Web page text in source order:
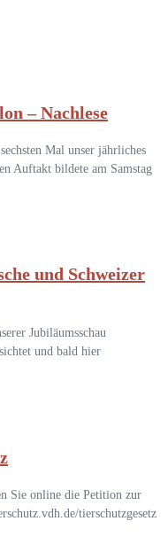
– Nachlese
Mal unser jährliches
Auftakt bildete am Samstag
und Schweizer
Jubiläumsschau
und bald hier
Sie online die Petition zur
tierschutzgesetz